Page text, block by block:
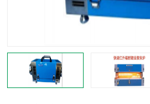
快速红外辐射聚焦炉